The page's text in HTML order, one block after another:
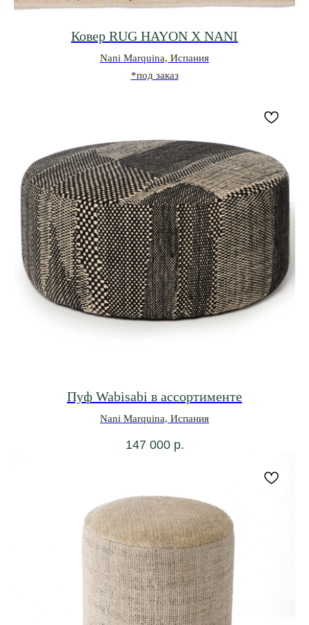
Ковер RUG HAYON X NANI
Nani Marquina, Испания
*под заказ
Пуф Wabisabi в ассортименте
Nani Marquina, Испания
147 000 р.